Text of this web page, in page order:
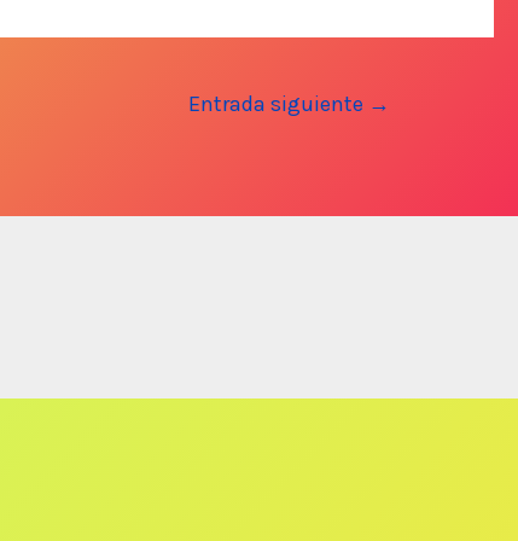
Entrada siguiente →